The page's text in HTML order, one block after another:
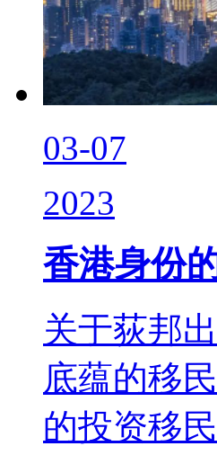
03-07
2023
香港身份
关于荻邦
底蕴的移
的投资移